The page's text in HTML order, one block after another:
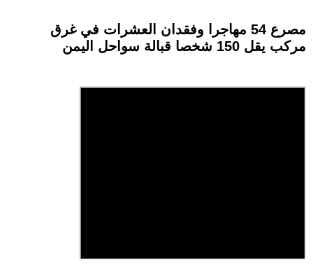
مصرع 54 مهاجرا وفقدان العشرات في غرق
مركب يقل 150 شخصا قبالة سواحل اليمن